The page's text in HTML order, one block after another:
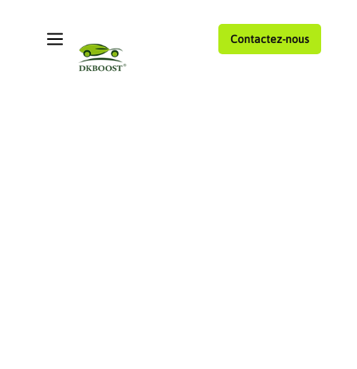
Contactez-nous